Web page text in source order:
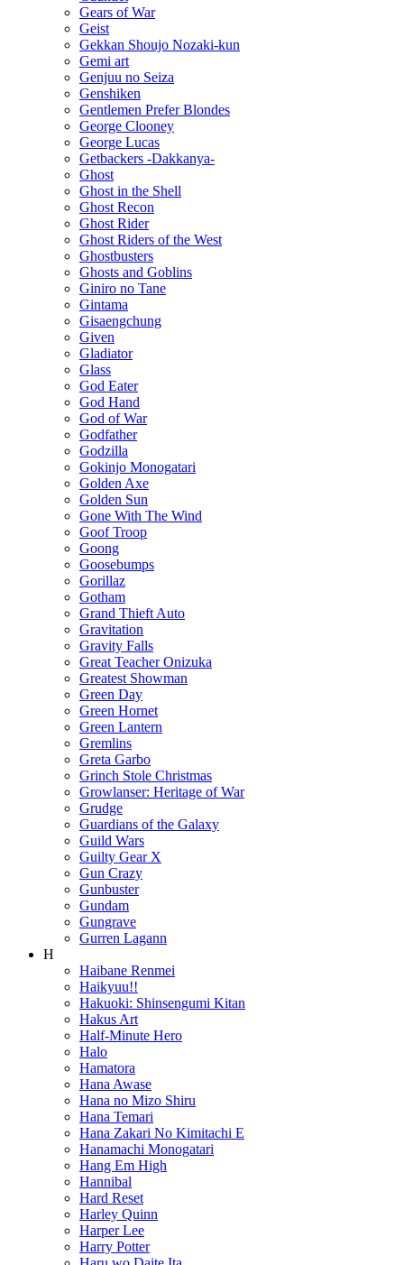
Gears of War
Geist
Gekkan Shoujo Nozaki-kun
Gemi art
Genjuu no Seiza
Genshiken
Gentlemen Prefer Blondes
George Clooney
George Lucas
Getbackers -Dakkanya-
Ghost
Ghost in the Shell
Ghost Recon
Ghost Rider
Ghost Riders of the West
Ghostbusters
Ghosts and Goblins
Giniro no Tane
Gintama
Gisaengchung
Given
Gladiator
Glass
God Eater
God Hand
God of War
Godfather
Godzilla
Gokinjo Monogatari
Golden Axe
Golden Sun
Gone With The Wind
Goof Troop
Goong
Goosebumps
Gorillaz
Gotham
Grand Thieft Auto
Gravitation
Gravity Falls
Great Teacher Onizuka
Greatest Showman
Green Day
Green Hornet
Green Lantern
Gremlins
Greta Garbo
Grinch Stole Christmas
Growlanser: Heritage of War
Grudge
Guardians of the Galaxy
Guild Wars
Guilty Gear X
Gun Crazy
Gunbuster
Gundam
Gungrave
Gurren Lagann
H
Haibane Renmei
Haikyuu!!
Hakuoki: Shinsengumi Kitan
Hakus Art
Half-Minute Hero
Halo
Hamatora
Hana Awase
Hana no Mizo Shiru
Hana Temari
Hana Zakari No Kimitachi E
Hanamachi Monogatari
Hang Em High
Hannibal
Hard Reset
Harley Quinn
Harper Lee
Harry Potter